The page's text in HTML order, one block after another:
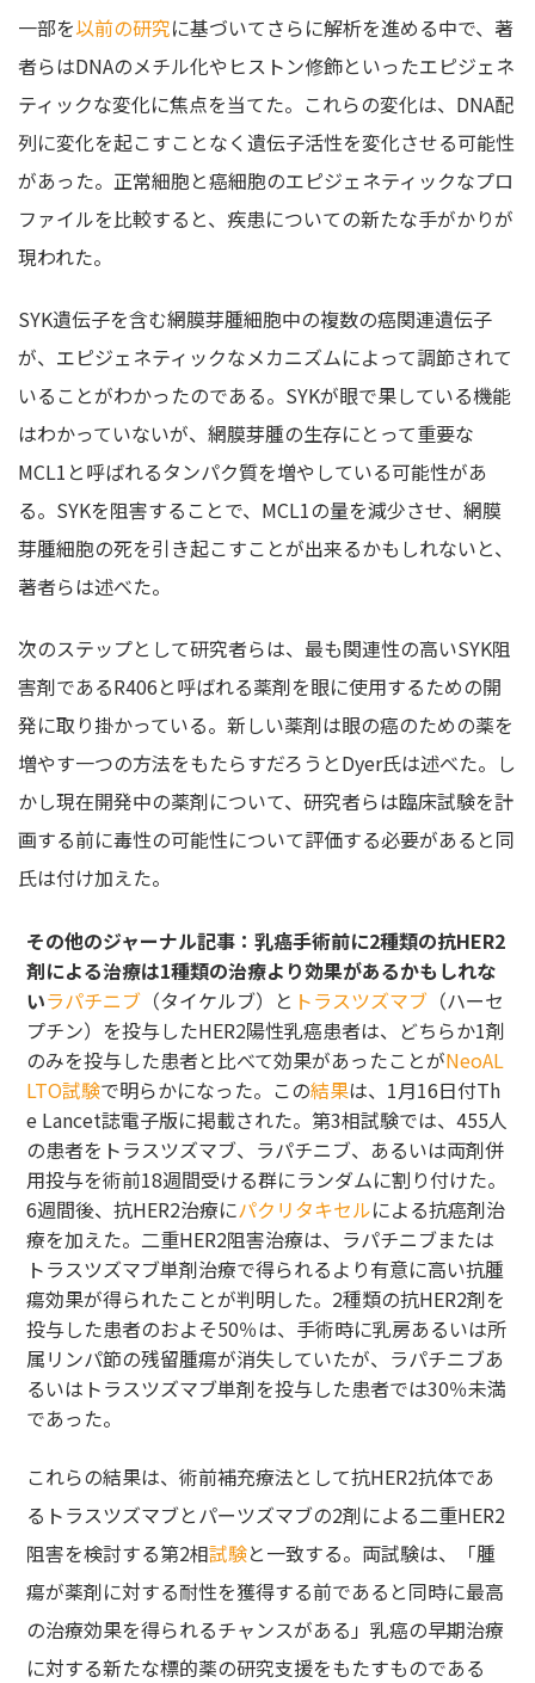
一部を以前の研究に基づいてさらに解析を進める中で、著
者らはDNAのメチル化やヒストン修飾といったエピジェネ
ティックな変化に焦点を当てた。これらの変化は、DNA配
列に変化を起こすことなく遺伝子活性を変化させる可能性
があった。正常細胞と癌細胞のエピジェネティックなプロ
ファイルを比較すると、疾患についての新たな手がかりが
現われた。
SYK遺伝子を含む網膜芽腫細胞中の複数の癌関連遺伝子
が、エピジェネティックなメカニズムによって調節されて
いることがわかったのである。SYKが眼で果している機能
はわかっていないが、網膜芽腫の生存にとって重要な
MCL1と呼ばれるタンパク質を増やしている可能性があ
る。SYKを阻害することで、MCL1の量を減少させ、網膜
芽腫細胞の死を引き起こすことが出来るかもしれないと、
著者らは述べた。
次のステップとして研究者らは、最も関連性の高いSYK阻
害剤であるR406と呼ばれる薬剤を眼に使用するための開
発に取り掛かっている。新しい薬剤は眼の癌のための薬を
増やす一つの方法をもたらすだろうとDyer氏は述べた。し
かし現在開発中の薬剤について、研究者らは臨床試験を計
画する前に毒性の可能性について評価する必要があると同
氏は付け加えた。
その他のジャーナル記事：乳癌手術前に2種類の抗HER2
剤による治療は1種類の治療より効果があるかもしれな
いラパチニブ （タイケルブ）と トラスツズマブ （ハーセ
プチン）を投与したHER2陽性乳癌患者は、どちらか1剤
のみを投与した患者と比べて効果があったことがNeoAL
LTO試験で明らかになった。この結果は、1月16日付Th
e Lancet誌電子版に掲載された。第3相試験では、455人
の患者をトラスツズマブ、ラパチニブ、あるいは両剤併
用投与を術前18週間受ける群にランダムに割り付けた。
6週間後、抗HER2治療にパクリタキセルによる抗癌剤治
療を加えた。二重HER2阻害治療は、ラパチニブまたは
トラスツズマブ単剤治療で得られるより有意に高い抗腫
瘍効果が得られたことが判明した。2種類の抗HER2剤を
投与した患者のおよそ50％は、手術時に乳房あるいは所
属リンパ節の残留腫瘍が消失していたが、ラパチニブあ
るいはトラスツズマブ単剤を投与した患者では30％未満
であった。
これらの結果は、術前補充療法として抗HER2抗体であ
るトラスツズマブとパーツズマブの2剤による二重HER2
阻害を検討する第2相試験と一致する。両試験は、「腫
瘍が薬剤に対する耐性を獲得する前であると同時に最高
の治療効果を得られるチャンスがある」乳癌の早期治療
に対する新たな標的薬の研究支援をもたすものである